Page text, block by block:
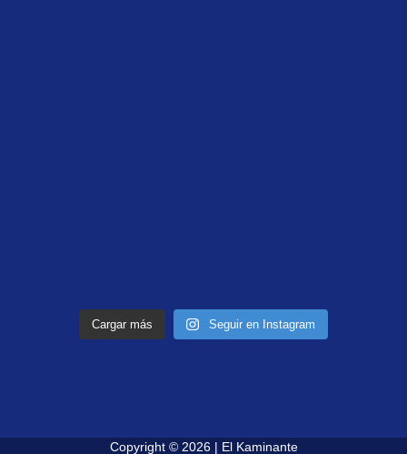
Cargar más Seguir en Instagram
Copyright © 2026 | El Kaminante